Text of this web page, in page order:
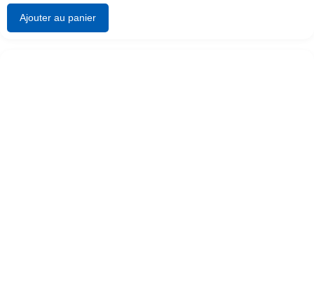
Ajouter au panier